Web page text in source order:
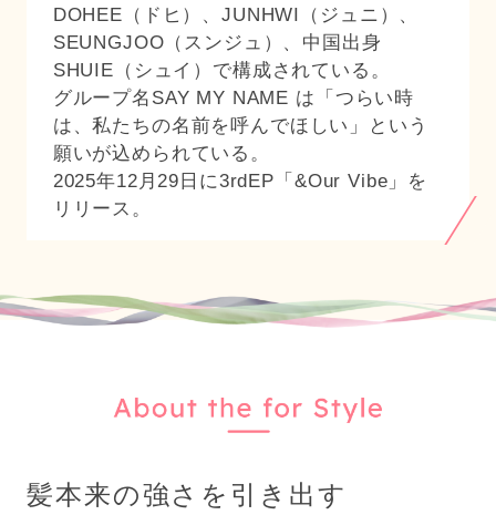
DOHEE（ドヒ）、JUNHWI（ジュニ）、
SEUNGJOO（スンジュ）、中国出身
SHUIE（シュイ）で構成されている。
グループ名SAY MY NAME は「つらい時
は、私たちの名前を呼んでほしい」という
願いが込められている。
2025年12月29日に3rdEP「&Our Vibe」を
リリース。
髪本来の強さを引き出す